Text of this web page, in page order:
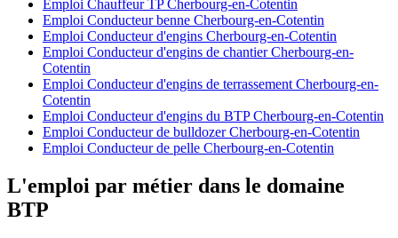
Emploi Chauffeur TP Cherbourg-en-Cotentin
Emploi Conducteur benne Cherbourg-en-Cotentin
Emploi Conducteur d'engins Cherbourg-en-Cotentin
Emploi Conducteur d'engins de chantier Cherbourg-en-
Cotentin
Emploi Conducteur d'engins de terrassement Cherbourg-en-
Cotentin
Emploi Conducteur d'engins du BTP Cherbourg-en-Cotentin
Emploi Conducteur de bulldozer Cherbourg-en-Cotentin
Emploi Conducteur de pelle Cherbourg-en-Cotentin
L'emploi par métier dans le domaine
BTP